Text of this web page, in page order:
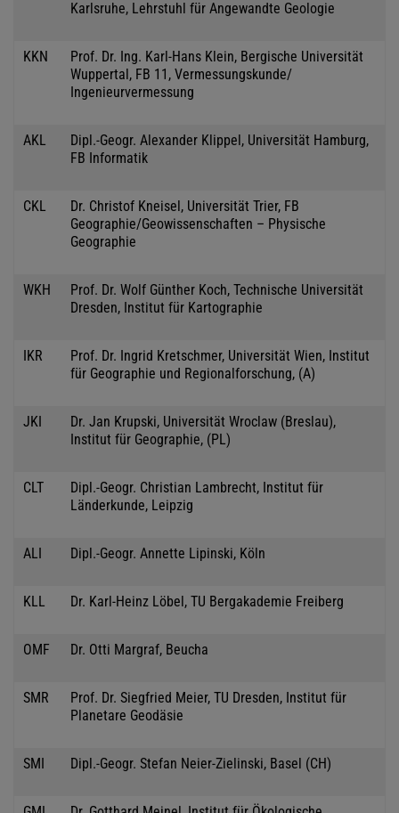
Karlsruhe, Lehrstuhl für Angewandte Geologie
KKN
Prof. Dr. Ing. Karl-Hans Klein, Bergische Universität
Wuppertal, FB 11, Vermessungskunde/
Ingenieurvermessung
AKL
Dipl.-Geogr. Alexander Klippel, Universität Hamburg,
FB Informatik
CKL
Dr. Christof Kneisel, Universität Trier, FB
Geographie/Geowissenschaften – Physische
Geographie
WKH
Prof. Dr. Wolf Günther Koch, Technische Universität
Dresden, Institut für Kartographie
IKR
Prof. Dr. Ingrid Kretschmer, Universität Wien, Institut
für Geographie und Regionalforschung, (A)
JKI
Dr. Jan Krupski, Universität Wroclaw (Breslau),
Institut für Geographie, (PL)
CLT
Dipl.-Geogr. Christian Lambrecht, Institut für
Länderkunde, Leipzig
ALI Dipl.-Geogr. Annette Lipinski, Köln
KLL Dr. Karl-Heinz Löbel, TU Bergakademie Freiberg
OMF Dr. Otti Margraf, Beucha
SMR
Prof. Dr. Siegfried Meier, TU Dresden, Institut für
Planetare Geodäsie
SMI Dipl.-Geogr. Stefan Neier-Zielinski, Basel (CH)